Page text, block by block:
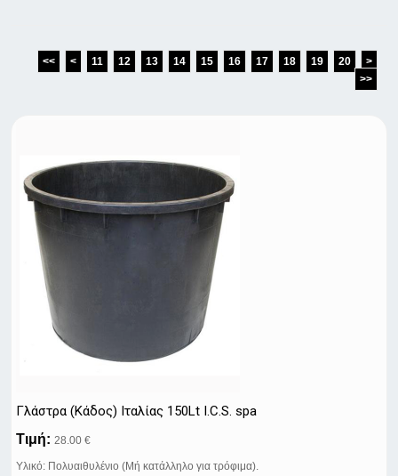
<< < 11 12 13 14 15 16 17 18 19 20
>
>>
Γλάστρα (Κάδος) Ιταλίας 150Lt I.C.S. spa
Τιμή: 28.00 €
Yλικό: Πολυαιθυλένιο (Μή κατάλληλο για τρόφιμα).